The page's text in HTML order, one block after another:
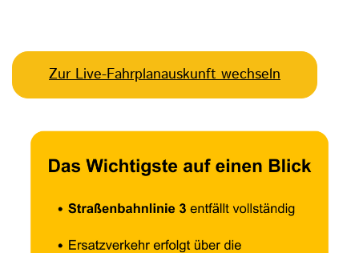
Zur Live-Fahrplanauskunft wechseln